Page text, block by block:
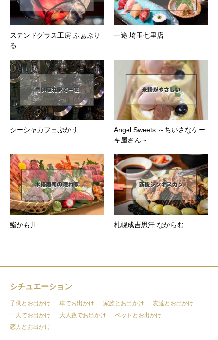
ステンドグラス工房 ふぁぶり
る
一途 埼玉七里店
シーシャカフェぷかり
Angel Sweets ～ちいさなケー
キ屋さん～
鮨かも川 札幌成吉思汗 なからむ
シチュエーション
子供とお出かけ 車でお出かけ 家族とお出かけ
友達とお出かけ
一人でお出かけ
大人数でお出かけ
ペットとお出かけ
恋人とお出かけ